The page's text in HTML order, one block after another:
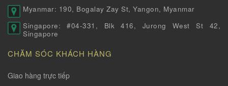
Myanmar: 190, Bogalay Zay St, Yangon, Myanmar
Singapore: #04-331, Blk 416, Jurong West St 42,
Singapore
CHĂM SÓC KHÁCH HÀNG
Giao hàng trực tiếp